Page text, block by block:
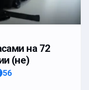
на 72
(не)
56